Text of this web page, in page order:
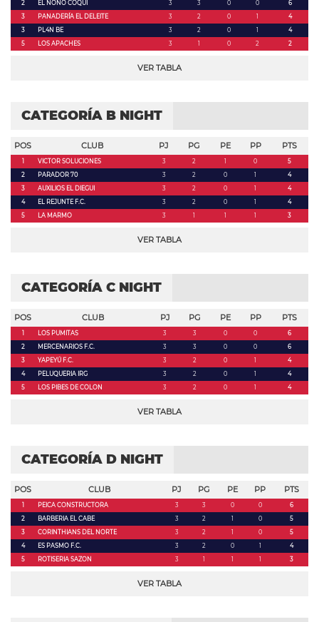
2 EL NONO COQUI 3 3 0 0
6
3
PANADERÍA EL DELEITE 3 2 0 1
4
3
PL4N BE 3 2 0 1
4
5
LOS APACHES 3 1 0 2 2
VER TABLA
CATEGORÍA B NIGHT
POS CLUB PJ PG PE PP PTS
1 VICTOR SOLUCIONES 3 2 1 0
5
2
PARADOR 70 3 2 0 1
4
3
AUXILIOS EL DIEGUI 3 2 0 1
4
4
EL REJUNTE F.C. 3 2 0 1
4
5
LA MARMO 3 1 1 1 3
VER TABLA
CATEGORÍA C NIGHT
POS CLUB PJ PG PE PP PTS
1 LOS PUMITAS 3 3 0 0
6
2
MERCENARIOS F.C. 3 3 0 0
6
3
YAPEYÚ F.C. 3 2 0 1
4
4
PELUQUERIA IRG 3 2 0 1
4
5
LOS PIBES DE COLON 3 2 0 1 4
VER TABLA
CATEGORÍA D NIGHT
POS CLUB PJ PG PE PP PTS
1 PEICA CONSTRUCTORA 3 3 0 0
6
2
BARBERIA EL CABE 3 2 1 0
5
3
CORINTHIANS DEL NORTE 3 2 1 0
5
4
ES PASMO F.C. 3 2 0 1
4
5
ROTISERIA SAZON 3 1 1 1 3
VER TABLA